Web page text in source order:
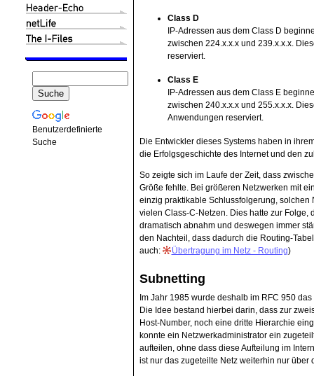
Benutzerdefinierte
Suche
Class D
IP-Adressen aus dem Class D
zwischen 224.x.x.x und 239.x.x.x.
reserviert.
Class E
IP-Adressen aus dem Class E
zwischen 240.x.x.x und 255.x.x.x.
Anwendungen reserviert.
Die Entwickler dieses Systems haben in
die Erfolgsgeschichte des Internet und den
So zeigte sich im Laufe der Zeit, dass
Größe fehlte. Bei größeren Netzwerken mit
einzig praktikable Schlussfolgerung,
vielen Class-C-Netzen. Dies hatte zur Folge,
dramatisch abnahm und deswegen immer
den Nachteil, dass dadurch die Routing-
auch:
Übertragung im Netz - Routing)
Subnetting
Im Jahr 1985 wurde deshalb im RFC 950
Die Idee bestand hierbei darin, dass zur
Host-Number, noch eine dritte Hierarchie
konnte ein Netzwerkadministrator ein
aufteilen, ohne dass diese Aufteilung im
ist nur das zugeteilte Netz weiterhin nur über